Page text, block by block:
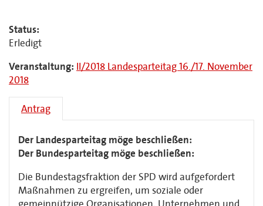
Status:
Erledigt
Veranstaltung: II/2018 Landesparteitag 16./17. November
2018
Antrag
Der Landesparteitag möge beschließen:
Der Bundesparteitag möge beschließen:
Die Bundestagsfraktion der SPD wird aufgefordert
Maßnahmen zu ergreifen, um soziale oder